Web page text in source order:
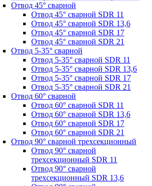
Отвод 45° сварной
Отвод 45° сварной SDR 11
Отвод 45° сварной SDR 13,6
Отвод 45° сварной SDR 17
Отвод 45° сварной SDR 21
Отвод 5-35° сварной
Отвод 5-35° сварной SDR 11
Отвод 5-35° сварной SDR 13,6
Отвод 5-35° сварной SDR 17
Отвод 5-35° сварной SDR 21
Отвод 60° сварной
Отвод 60° сварной SDR 11
Отвод 60° сварной SDR 13,6
Отвод 60° сварной SDR 17
Отвод 60° сварной SDR 21
Отвод 90° сварной трехсекционный
Отвод 90° сварной
трехсекционный SDR 11
Отвод 90° сварной
трехсекционный SDR 13,6